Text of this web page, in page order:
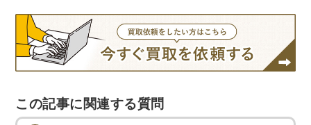
農学
金属・鉱学
電気・通信
IT・テクノロジー・コンピュータ
エネルギー
他理工書
化学 地球科学・エコロジー
医学書・東洋医学書
歯学書・歯科衛生士 看護学書
眼科学
この記事に関連する質問